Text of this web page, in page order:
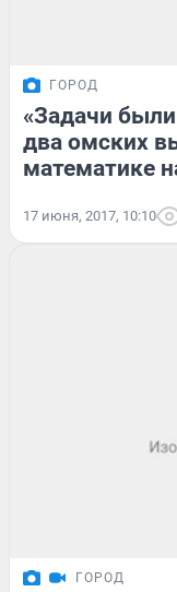
ГОРОД
«Задачи
два омских
математике
17 июня, 2017, 10:10
ГОРОД